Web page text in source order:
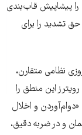
پیشاپیش قاب‌بندی
تشدید را برای
نظامی متقارن،
این منطق را
و اخلال
و در ضربه دقیق،